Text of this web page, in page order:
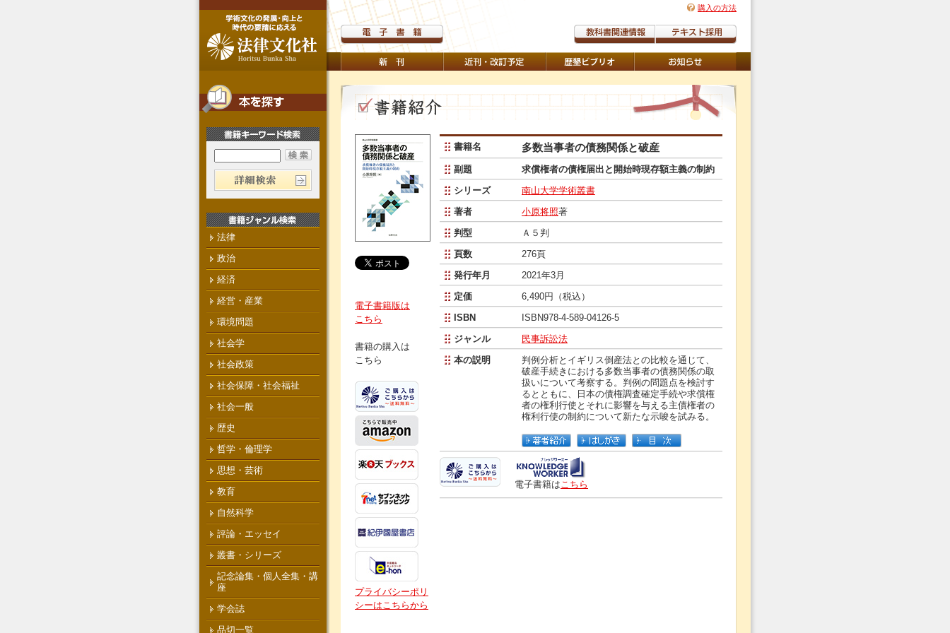
購入の方法
電子書籍版は
こちら
書籍の購入は
こちら
プライバシーポリ
シーはこちらから
書籍名 多数当事者の債務関係と破産
副題
求償権者の債権届出と開始時現存額主義の制約
シリーズ
南山大学学術叢書
著者
小原将照著
判型
Ａ５判
頁数
276頁
発行年月
2021年3月
定価
6,490円（税込）
ISBN
ISBN978-4-589-04126-5
ジャンル
民事訴訟法
本の説明
判例分析とイギリス倒産法との比較を通じて、
破産手続きにおける多数当事者の債務関係の取
扱いについて考察する。判例の問題点を検討す
るとともに、日本の債権調査確定手続や求償権
者の権利行使とそれに影響を与える主債権者の
権利行使の制約について新たな示唆を試みる。
電子書籍はこちら
法律
政治
経済
経営・産業
環境問題
社会学
社会政策
社会保障・社会福祉
社会一般
歴史
哲学・倫理学
思想・芸術
教育
自然科学
評論・エッセイ
叢書・シリーズ
記念論集・個人全集・講
座
学会誌
品切一覧